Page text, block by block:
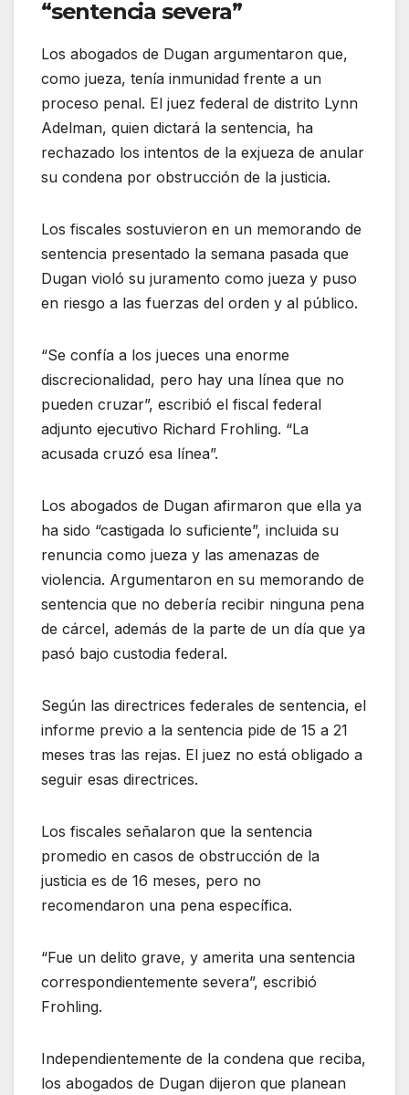
“sentencia severa”
Los abogados de Dugan argumentaron que,
como jueza, tenía inmunidad frente a un
proceso penal. El juez federal de distrito Lynn
Adelman, quien dictará la sentencia, ha
rechazado los intentos de la exjueza de anular
su condena por obstrucción de la justicia.
Los fiscales sostuvieron en un memorando de
sentencia presentado la semana pasada que
Dugan violó su juramento como jueza y puso
en riesgo a las fuerzas del orden y al público.
“Se confía a los jueces una enorme
discrecionalidad, pero hay una línea que no
pueden cruzar”, escribió el fiscal federal
adjunto ejecutivo Richard Frohling. “La
acusada cruzó esa línea”.
Los abogados de Dugan afirmaron que ella ya
ha sido “castigada lo suficiente”, incluida su
renuncia como jueza y las amenazas de
violencia. Argumentaron en su memorando de
sentencia que no debería recibir ninguna pena
de cárcel, además de la parte de un día que ya
pasó bajo custodia federal.
Según las directrices federales de sentencia, el
informe previo a la sentencia pide de 15 a 21
meses tras las rejas. El juez no está obligado a
seguir esas directrices.
Los fiscales señalaron que la sentencia
promedio en casos de obstrucción de la
justicia es de 16 meses, pero no
recomendaron una pena específica.
“Fue un delito grave, y amerita una sentencia
correspondientemente severa”, escribió
Frohling.
Independientemente de la condena que reciba,
los abogados de Dugan dijeron que planean